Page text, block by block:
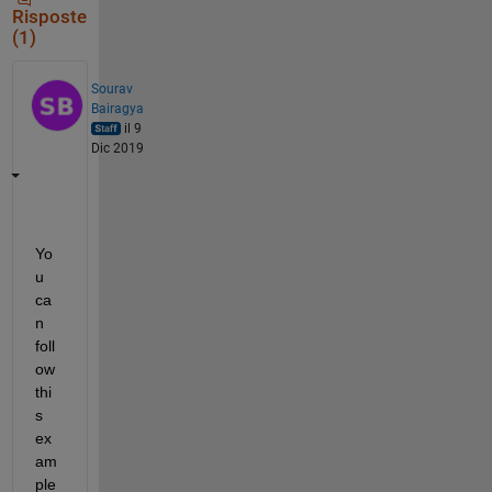
Risposte
(1)
Sourav
Bairagya
il 9
Dic 2019
Yo
u
ca
n
foll
ow
thi
s
ex
am
ple